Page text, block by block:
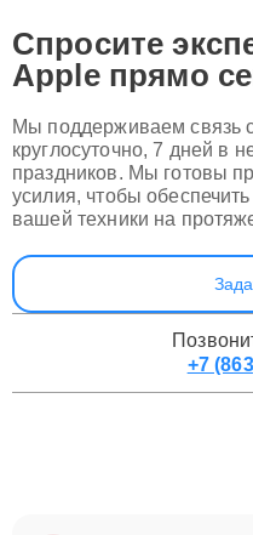
Спросите
Apple прямо
Мы поддерживаем связь
круглосуточно, 7 дней в
праздников. Мы готовы
усилия, чтобы
вашей техники на
+7